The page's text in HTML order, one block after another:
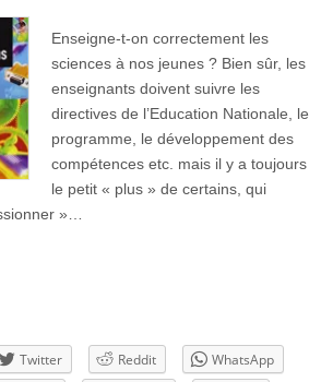
Enseigne-t-on correctement les
sciences à nos jeunes ? Bien sûr, les
enseignants doivent suivre les
directives de l’Education Nationale, le
programme, le développement des
compétences etc. mais il y a toujours
le petit « plus » de certains, qui
»…
Twitter Reddit
WhatsApp